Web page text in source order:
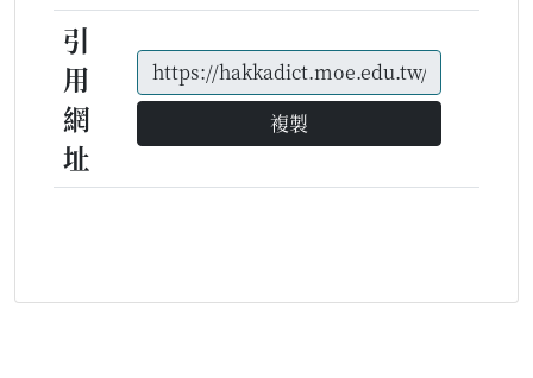
引
用
網
址
複製